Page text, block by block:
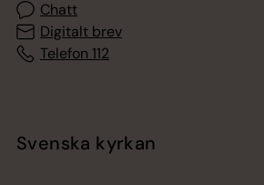
Chatt
Digitalt brev
Telefon 112
Svenska kyrkan